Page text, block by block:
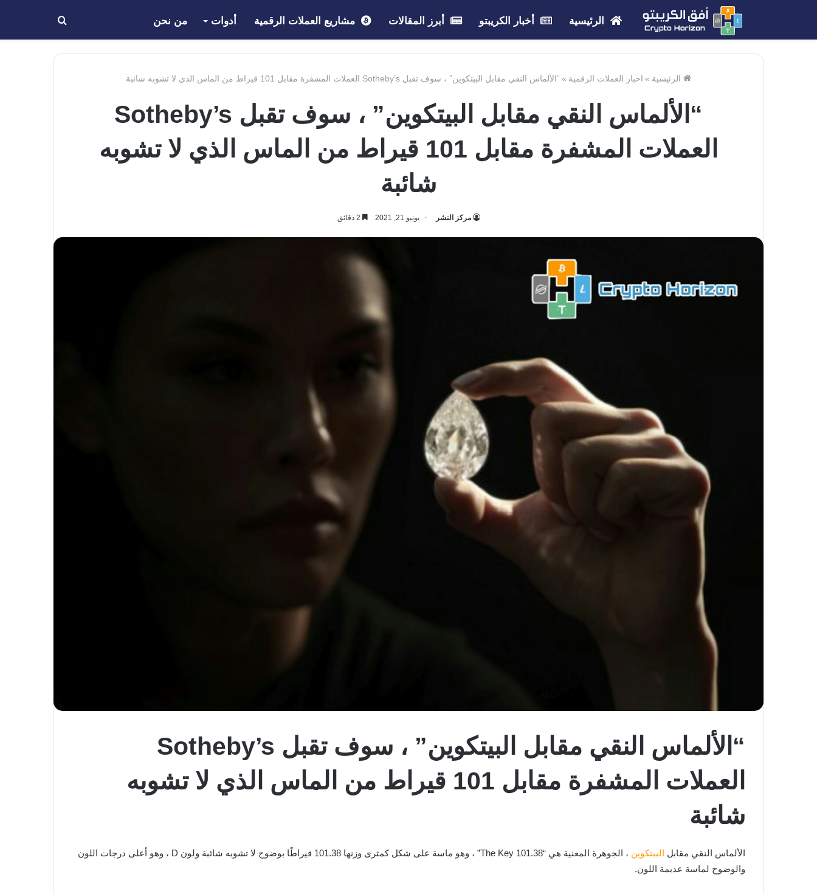
الرئيسية أخبار الكريبتو أبرز المقالات مشاريع العملات الرقمية أدوات من نحن بحث
عن
الرئيسية » اخبار العملات الرقمية » “الألماس النقي مقابل البيتكوين” ، سوف تقبل Sotheby’s العملات المشفرة مقابل 101 قيراط من الماس الذي لا تشوبه شائبة
“الألماس النقي مقابل البيتكوين” ، سوف تقبل Sotheby’s
العملات المشفرة مقابل 101 قيراط من الماس الذي لا تشوبه
شائبة
مركز النشر يونيو 21, 2021
“الألماس النقي مقابل البيتكوين” ، سوف تقبل Sotheby’s
العملات المشفرة مقابل 101 قيراط من الماس الذي لا تشوبه
شائبة
الألماس النقي مقابل البيتكوين
، الجوهرة المعنية هي “The Key 101.38” ، وهو ماسة على شكل كمثرى وزنها 101.38 قيراطًا بوضوح لا تشوبه شائبة ولون D ، وهو أعلى درجات اللون
والوضوح لماسة عديمة اللون.